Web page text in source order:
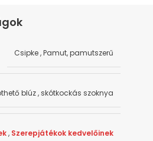
Csipke,Pamut, pamutszerű
blúz,skótkockás szoknya
, Szerepjátékok kedvelőinek